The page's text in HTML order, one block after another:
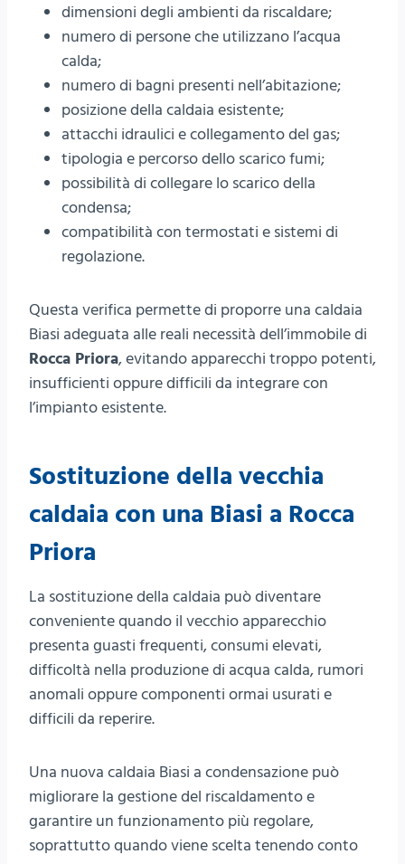
dimensioni degli ambienti da riscaldare;
numero di persone che utilizzano l’acqua
calda;
numero di bagni presenti nell’abitazione;
posizione della caldaia esistente;
attacchi idraulici e collegamento del gas;
tipologia e percorso dello scarico fumi;
possibilità di collegare lo scarico della
condensa;
compatibilità con termostati e sistemi di
regolazione.
Questa verifica permette di proporre una caldaia
Biasi adeguata alle reali necessità dell’immobile di
Rocca Priora, evitando apparecchi troppo potenti,
insufficienti oppure difficili da integrare con
l’impianto esistente.
Sostituzione della vecchia
caldaia con una Biasi a Rocca
Priora
La sostituzione della caldaia può diventare
conveniente quando il vecchio apparecchio
presenta guasti frequenti, consumi elevati,
difficoltà nella produzione di acqua calda, rumori
anomali oppure componenti ormai usurati e
difficili da reperire.
Una nuova caldaia Biasi a condensazione può
migliorare la gestione del riscaldamento e
garantire un funzionamento più regolare,
soprattutto quando viene scelta tenendo conto